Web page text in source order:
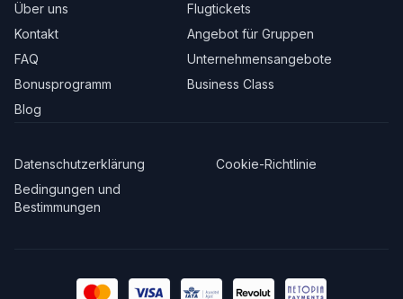
Über uns
Kontakt
FAQ
Bonusprogramm
Blog
Flugtickets
Angebot für Gruppen
Unternehmensangebote
Business Class
Datenschutzerklärung
Cookie-Richtlinie
Bedingungen und
Bestimmungen